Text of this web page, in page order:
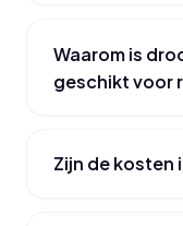
Waarom is
geschikt voor
Zijn de